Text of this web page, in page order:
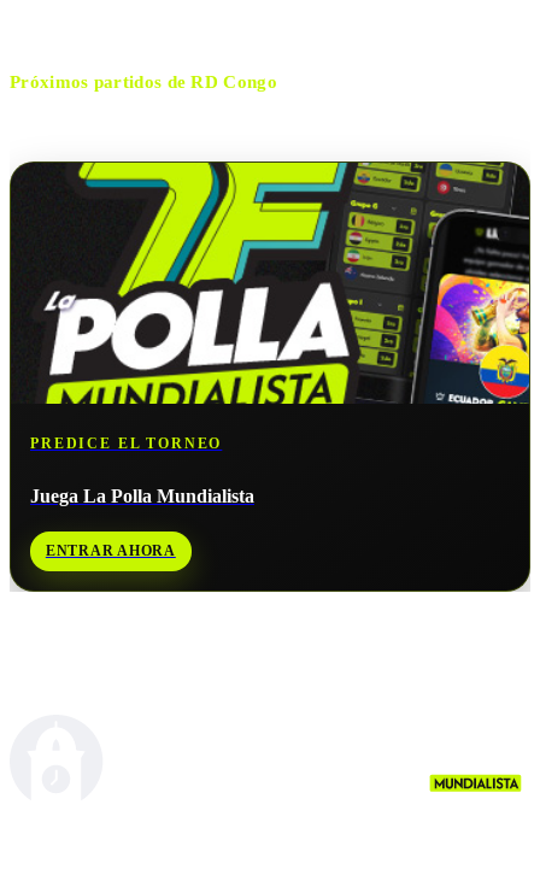
Próximos partidos deRD Congo
PREDICE EL TORNEO
Juega La Polla Mundialista
ENTRAR AHORA